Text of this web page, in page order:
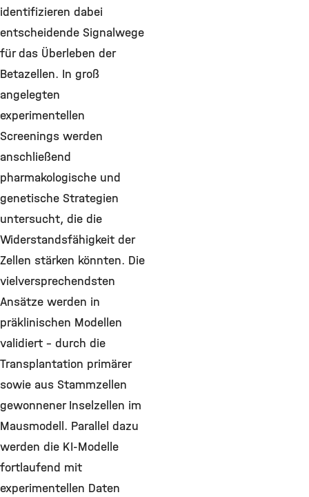
identifizieren dabei
entscheidende Signalwege
für das Überleben der
Betazellen. In groß
angelegten
experimentellen
Screenings werden
anschließend
pharmakologische und
genetische Strategien
untersucht, die die
Widerstandsfähigkeit der
Zellen stärken könnten. Die
vielversprechendsten
Ansätze werden in
präklinischen Modellen
validiert – durch die
Transplantation primärer
sowie aus Stammzellen
gewonnener Inselzellen im
Mausmodell. Parallel dazu
werden die KI-Modelle
fortlaufend mit
experimentellen Daten